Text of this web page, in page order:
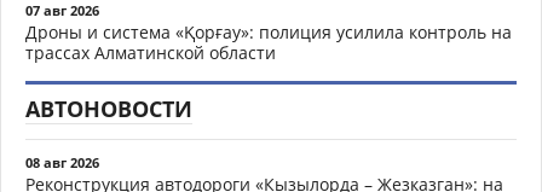
07 авг 2026
Дроны и система «Қорғау»: полиция усилила контроль на
трассах Алматинской области
АВТОНОВОСТИ
08 авг 2026
Реконструкция автодороги «Кызылорда – Жезказган»: на